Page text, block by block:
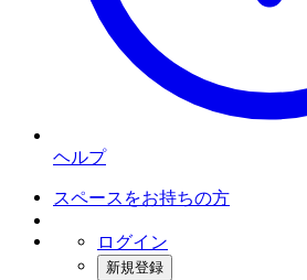
ヘルプ
スペースをお持ちの方
ログイン
新規登録